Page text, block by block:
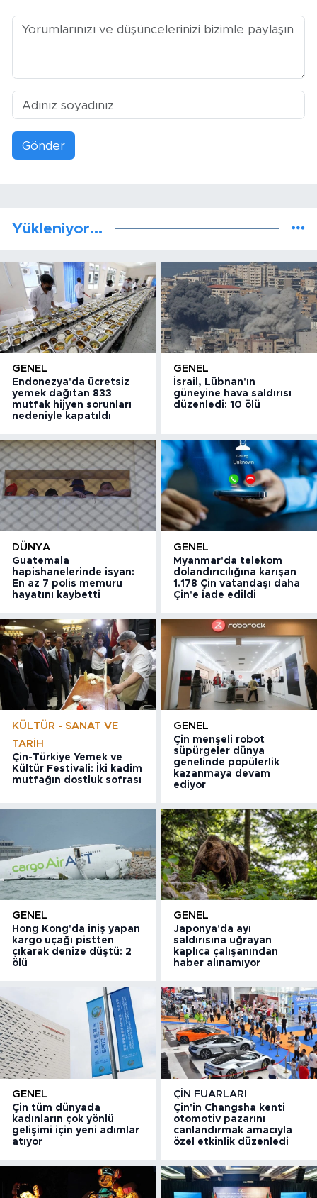
Gönder
Yükleniyor...
GENEL
Endonezya'da ücretsiz
yemek dağıtan 833
mutfak hijyen sorunları
nedeniyle kapatıldı
GENEL
İsrail, Lübnan'ın
güneyine hava saldırısı
düzenledi: 10 ölü
DÜNYA
Guatemala
hapishanelerinde isyan:
En az 7 polis memuru
hayatını kaybetti
GENEL
Myanmar'da telekom
dolandırıcılığına karışan
1.178 Çin vatandaşı daha
Çin'e iade edildi
KÜLTÜR - SANAT VE
TARIH
Çin-Türkiye Yemek ve
Kültür Festivali: İki kadim
mutfağın dostluk sofrası
GENEL
Çin menşeli robot
süpürgeler dünya
genelinde popülerlik
kazanmaya devam
ediyor
GENEL
Hong Kong'da iniş yapan
kargo uçağı pistten
çıkarak denize düştü: 2
ölü
GENEL
Japonya'da ayı
saldırısına uğrayan
kaplıca çalışanından
haber alınamıyor
GENEL
Çin tüm dünyada
kadınların çok yönlü
gelişimi için yeni adımlar
atıyor
ÇIN FUARLARI
Çin'in Changsha kenti
otomotiv pazarını
canlandırmak amacıyla
özel etkinlik düzenledi